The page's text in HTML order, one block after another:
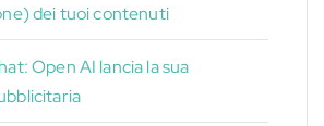
dei tuoi contenuti
Open AI lancia la sua